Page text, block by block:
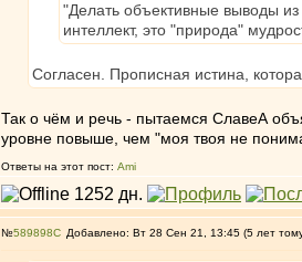
"Делать объективные выводы
интеллект, это "природа"
Согласен. Прописная истина,
Так о чём и речь - пытаемся СлавеА
уровне повыше, чем "моя твоя не
Ответы на этот пост: Ami
№589898 Добавлено: Вт 28 Сен 21, 13:45 (5 лет